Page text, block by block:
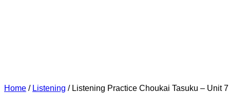
Home / Listening / Listening Practice Choukai Tasuku – Unit 7